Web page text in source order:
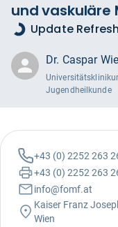
und vaskuläre
Update
Dr. Caspar
Jugendheilkunde
+43 (0) 2252 263
+43 (0) 2252 263
info@fomf.at
Kaiser Franz
Wien